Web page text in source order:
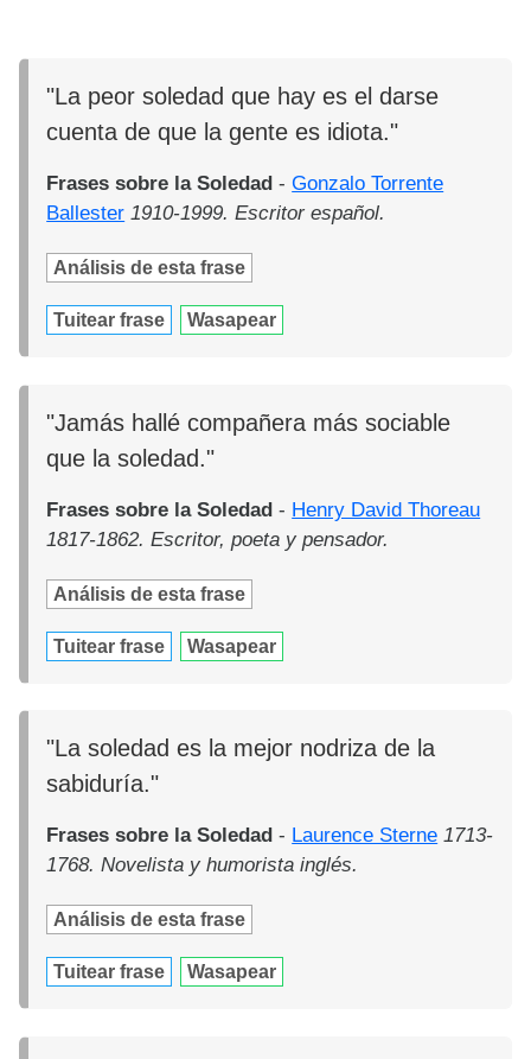
"La peor soledad que hay es el darse
cuenta de que la gente es idiota."
Frases sobre la Soledad -Gonzalo Torrente
Ballester 1910-1999. Escritor español.
Análisis de esta frase
Tuitear frase Wasapear
"Jamás hallé compañera más sociable
que la soledad."
Frases sobre la Soledad - Henry David Thoreau
1817-1862. Escritor, poeta y pensador.
Análisis de esta frase
Tuitear frase Wasapear
"La soledad es la mejor nodriza de la
sabiduría."
Frases sobre la Soledad - Laurence Sterne 1713-
1768. Novelista y humorista inglés.
Análisis de esta frase
Tuitear frase Wasapear